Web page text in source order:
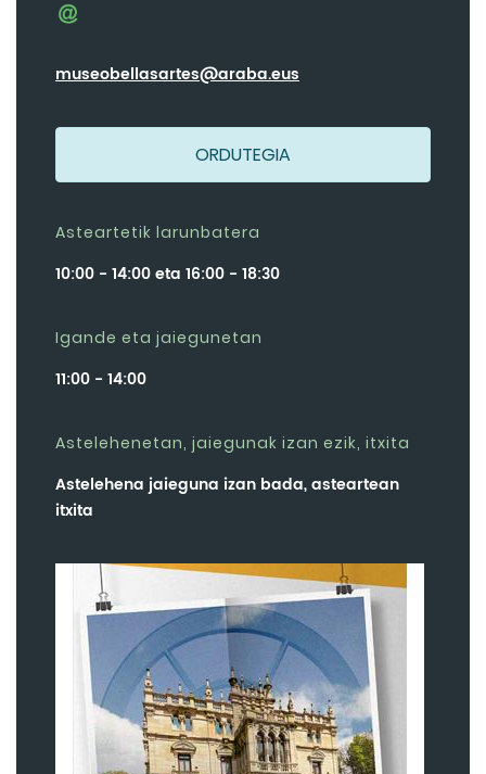
museobellasartes@araba.eus
ORDUTEGIA
Asteartetik larunbatera
10:00 - 14:00 eta 16:00 - 18:30
Igande eta jaiegunetan
11:00 - 14:00
Astelehenetan, jaiegunak izan ezik, itxita
Astelehena jaieguna izan bada, asteartean
itxita